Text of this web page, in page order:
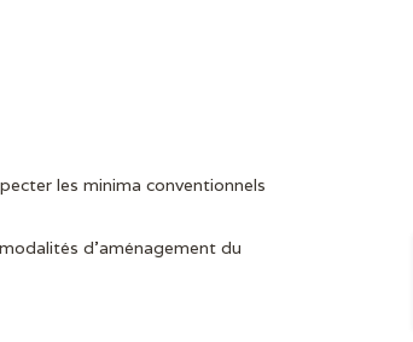
les minima conventionnels
d’aménagement du